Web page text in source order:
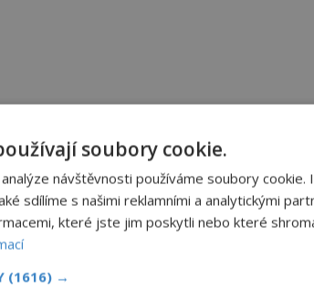
se „můří muž“ v Chile?
soubory cookie.
návštěvnosti používáme soubory cookie.
sdílíme s našimi reklamními a analytickými
které jste jim poskytli nebo které
(1616) →